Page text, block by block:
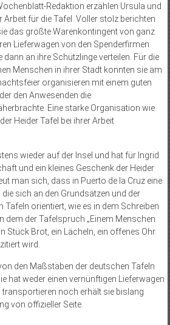
Redaktion erzählen Ursula und
für die Tafel. Voller stolz berichten
das größte Warenkontingent von ganz
Lieferwagen von den Spenderfirmen
an ihre Schützlinge verteilen. Für die
Menschen in ihrer Stadt konnten sie am
organisieren mit einem guten
den Anwesenden die
Eine starke Organisation wie
Heider Tafel bei ihrer Arbeit
wieder auf der Insel und hat für Ingrid
und ein kleines Geschenk der Heider
man sich, dass in Puerto de la Cruz eine
sich an den Grundsätzen und der
Tafeln orientiert, wie es in dem Schreiben
dem der Tafelspruch „Einem Menschen
Stück Brot, ein Lächeln, ein offenes Ohr.
wird.
den Maßstäben der deutschen Tafeln
hat weder einen vernünftigen Lieferwagen
noch erhält sie bislang
von offizieller Seite.